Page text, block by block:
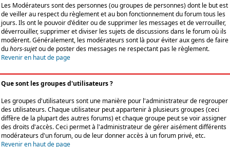
Les Modérateurs sont des personnes (ou groupes de personnes) dont le but est
de veiller au respect du règlement et au bon fonctionnement du forum tous les
jours. Ils ont le pouvoir d'éditer ou de supprimer les messages et de verrouiller,
déverrouiller, supprimer et diviser les sujets de discussions dans le forum où ils
modèrent. Généralement, les modérateurs sont là pour éviter aux gens de faire
duhors-sujetou de poster des messages ne respectant pas le règlement.
Revenir en haut de page
Que sont les groupes d'utilisateurs ?
Les groupes d'utilisateurs sont une manière pour l'administrateur de regrouper
des utilisateurs. Chaque utilisateur peut appartenir à plusieurs groupes (ceci
diffère de la plupart des autres forums) et chaque groupe peut se voir assigner
des droits d'accès. Ceci permet à l'administrateur de gérer aisément différents
modérateurs d'un forum, ou de leur donner accès à un forum privé, etc.
Revenir en haut de page